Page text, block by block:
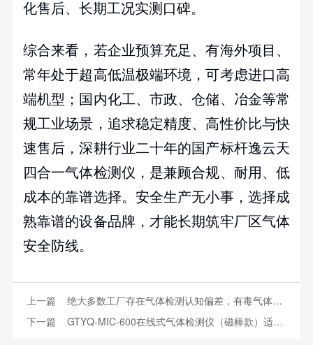
化售后、长期工况实测口碑。
综合来看，若企业预算充足、有海外项目、
常年处于超高低温极端环境，可考虑进口高
端机型；国内化工、市政、仓储、冶金等常
规工业场景，追求稳定精度、高性价比与快
速售后，深耕行业二十年的国产标杆逸云天
四合一气体检测仪，是兼顾合规、耐用、低
成本的靠谱选择。安全生产无小事，选择成
熟靠谱的设备品牌，才能长期筑牢厂区气体
安全防线。
上一篇 绝大多数工厂存在气体检测认知偏差，有毒气体检测仪与可燃气体检测仪不可混用
下一篇 GTYQ-MIC-600在线式气体检测仪（磁棒款）适配多行业在线监测，选型要点全解析